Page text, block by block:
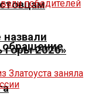
обращение
назвали
горы 2026»